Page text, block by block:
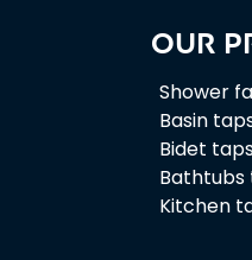
Our
Shower
Basin
Bidet
Bathtubs
Kitchen